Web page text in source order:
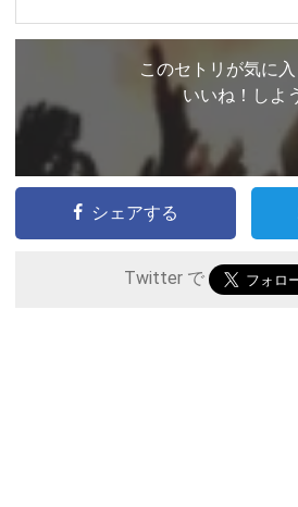
このセトリが気に
いいね！しよ
シェアする
Twitter で